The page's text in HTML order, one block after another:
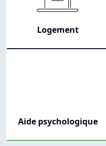
Logement
Aide psychologique